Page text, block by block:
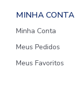
MINHA CONTA
Minha Conta
Meus Pedidos
Meus Favoritos